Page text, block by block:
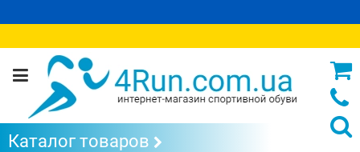
Каталог товаров